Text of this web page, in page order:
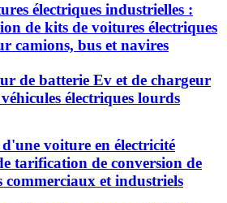
électriques industrielles :
de kits de voitures électriques
camions, bus et navires
de batterie Ev et de chargeur
électriques lourds
voiture en électricité
tarification de conversion de
commerciaux et industriels